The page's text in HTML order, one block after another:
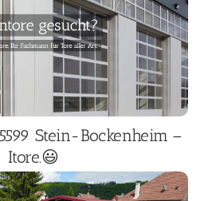
Stein-Bockenheim –
Itore.😃